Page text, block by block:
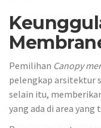
Pemilihan Canopy
pelengkap arsitektur
selain itu,
yang ada di area